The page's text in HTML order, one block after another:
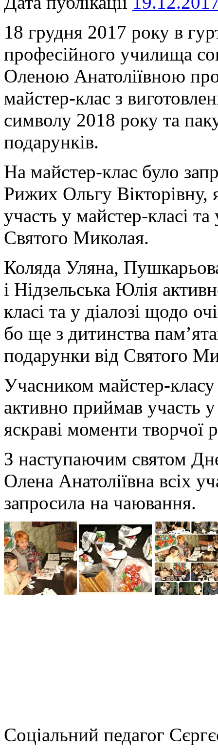
18 грудня 2017 року в
професійного училища
Оленою Анатоліївною
майстер-клас з
символу 2018 року та
подарунків.
На майстер-клас було
Рижих Ольгу Вікторівну,
участь у майстер-класі
Святого Миколая.
Коляда Уляна,
і Нідзельська Юлія
класі та у діалозі щодо
бо ще з дитинства
подарунки від Святого
Учасником майстер-
активно приймав участь
яскраві моменти творчої
З наступаючим святом
Олена Анатоліївна всіх
запросила на чаювання.
Соціальний педагог